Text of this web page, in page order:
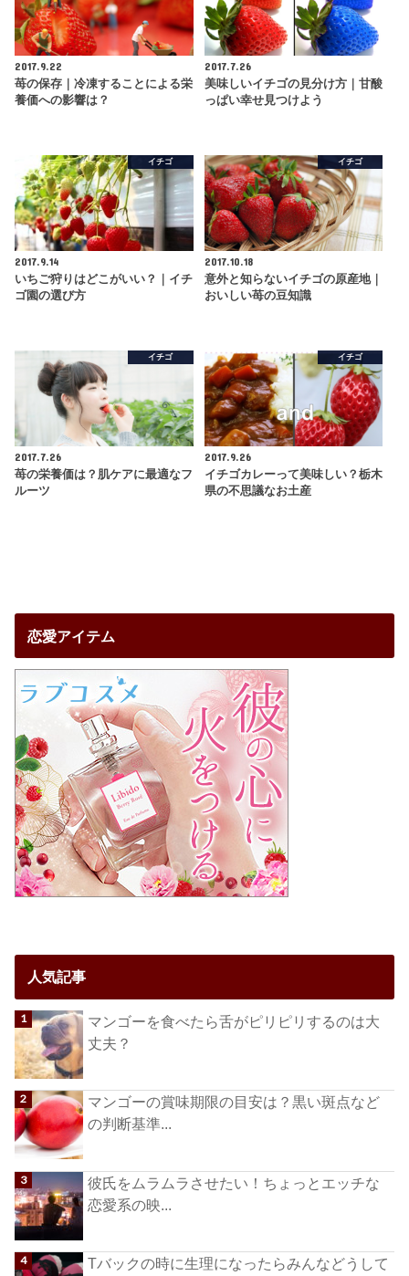
2017.9.22
苺の保存｜冷凍することによる栄
養価への影響は？
2017.7.26
美味しいイチゴの見分け方｜甘酸
っぱい幸せ見つけよう
イチゴ
2017.9.14
いちご狩りはどこがいい？｜イチ
ゴ園の選び方
イチゴ
2017.10.18
意外と知らないイチゴの原産地｜
おいしい苺の豆知識
イチゴ
2017.7.26
苺の栄養価は？肌ケアに最適なフ
ルーツ
イチゴ
2017.9.26
イチゴカレーって美味しい？栃木
県の不思議なお土産
恋愛アイテム
人気記事
マンゴーを食べたら舌がピリピリするのは大
丈夫？
マンゴーの賞味期限の目安は？黒い斑点など
の判断基準...
彼氏をムラムラさせたい！ちょっとエッチな
恋愛系の映...
Tバックの時に生理になったらみんなどうして